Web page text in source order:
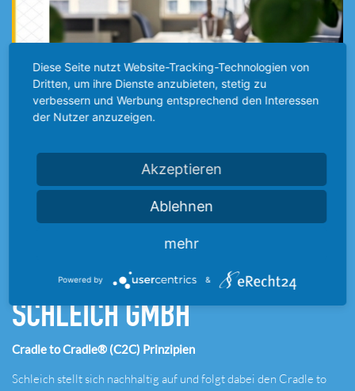
SCHLEICH GMBH
Cradle to Cradle® (C2C) Prinzipien
Schleich stellt sich nachhaltig auf und folgt dabei den Cradle to
Diese Seite nutzt Website-Tracking-Technologien von
Dritten, um ihre Dienste anzubieten, stetig zu
verbessern und Werbung entsprechend den Interessen
der Nutzer anzuzeigen.
Akzeptieren
Ablehnen
mehr
Powered by &